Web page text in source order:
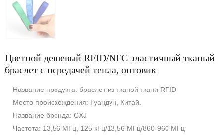
Цветной дешевый RFID/NFC эластичный тканый
браслет с передачей тепла, оптовик
Название продукта: браслет из тканой ткани RFID
Место происхождения: Гуандун, Китай.
Название бренда: CXJ
Частота: 13,56 МГц, 125 кГц/13,56 МГц/860-960 МГц